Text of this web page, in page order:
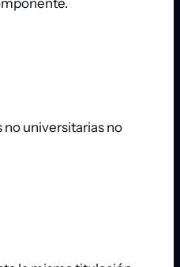
no universitarias no